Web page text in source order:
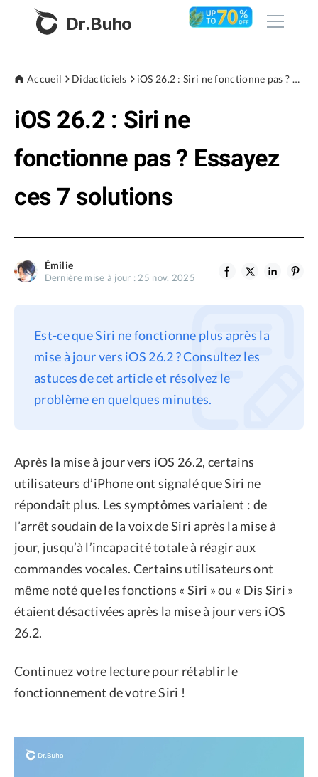
Dr.Buho
Produits
BuhoCleaner
BuhoRepair
BuhoLaunchpad
Boutique
Blog
L'entreprise
Confidentialité
Conditions générales
Politique de
remboursement
Accueil Didacticiels iOS 26.2 : Siri ne fonctionne pas ? Essayez ces 7 solutions
iOS 26.2 : Siri ne
fonctionne pas ? Essayez
ces 7 solutions
Émilie
Dernière mise à jour : 25 nov. 2025
Est-ce que Siri ne fonctionne plus après la
mise à jour vers iOS 26.2 ? Consultez les
astuces de cet article et résolvez le
problème en quelques minutes.
Après la mise à jour vers iOS 26.2, certains
utilisateurs d’iPhone ont signalé que Siri ne
répondait plus. Les symptômes variaient : de
l’arrêt soudain de la voix de Siri après la mise à
jour, jusqu’à l’incapacité totale à réagir aux
commandes vocales. Certains utilisateurs ont
même noté que les fonctions « Siri » ou « Dis Siri »
étaient désactivées après la mise à jour vers iOS
26.2.
Continuez votre lecture pour rétablir le
fonctionnement de votre Siri !